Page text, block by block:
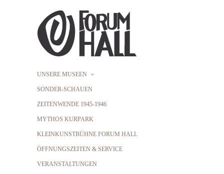
UNSERE MUSEEN
SONDER-SCHAUEN
ZEITENWENDE 1945-1946
MYTHOS KURPARK
KLEINKUNSTBÜHNE FORUM HALL
ÖFFNUNGSZEITEN & SERVICE
VERANSTALTUNGEN